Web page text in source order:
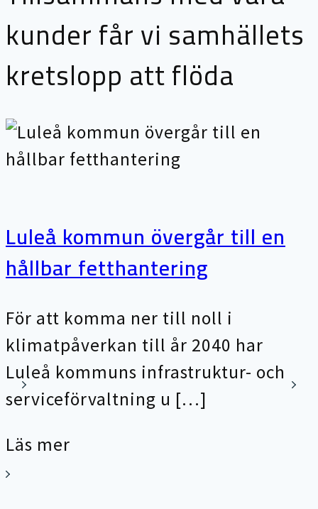
kunder får vi samhällets
kretslopp att flöda
Luleå kommun övergår till en
hållbar fetthantering
För att komma ner till noll i
klimatpåverkan till år 2040 har
Luleå kommuns infrastruktur- och
serviceförvaltning u […]
Läs mer